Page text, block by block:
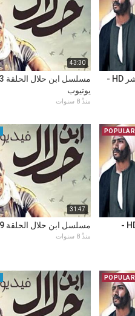
مسلسل ابن حلال الحلقة 14 الرابعة عشر HD -
43:30
يوتيوب
منذُ 8 سنوات
POPULAR
مسلسل ابن حلال الحلقة 10 العاشرة HD -
31:47
مسلسل ابن حلال الحلقة 9 التاسعة HD - يوتيوب
منذُ 8 سنوات
POPULAR